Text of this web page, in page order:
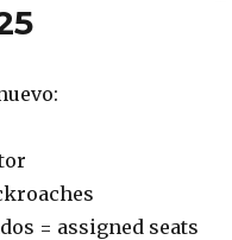
= assigned seats